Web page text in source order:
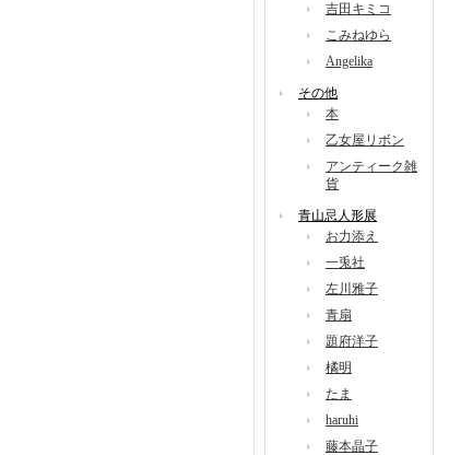
吉田キミコ
こみねゆら
Angelika
その他
本
乙女屋リボン
アンティーク雑
貨
青山忌人形展
お力添え
一兎社
左川雅子
青扇
題府洋子
橘明
たま
haruhi
藤本晶子